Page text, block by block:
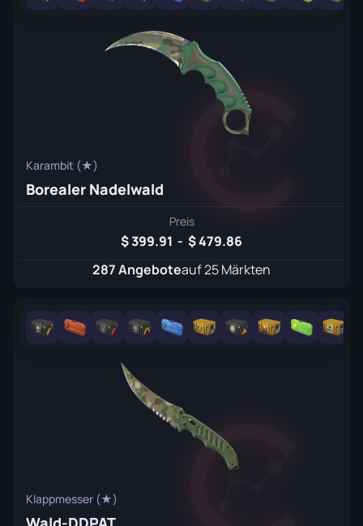
Karambit (★)
Borealer Nadelwald
Preis
399.91 -
479.86
287 Angeboteauf 25 Märkten
Klappmesser (★)